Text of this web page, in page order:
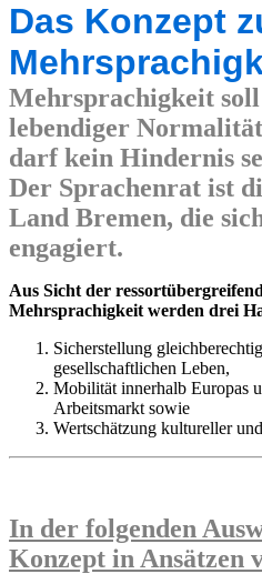
Das Konzept
Mehrsprachigkeit
lebendiger
darf kein Hindernis
Der Sprachenrat ist
Land Bremen, die
engagiert.
Aus Sicht der
Mehrsprachigkeit werden drei
Sicherstellung
gesellschaftlichen Leben,
Mobilität innerhalb Europas
Arbeitsmarkt sowie
Wertschätzung kultureller
In der folgenden
Konzept in Ansätzen